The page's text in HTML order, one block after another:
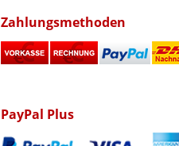
Zahlungsmethoden
PayPal Plus